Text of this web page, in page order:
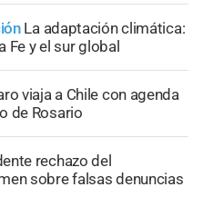
La adaptación climática:
Fe y el sur global
viaja a Chile con agenda
de Rosario
rechazo del
sobre falsas denuncias